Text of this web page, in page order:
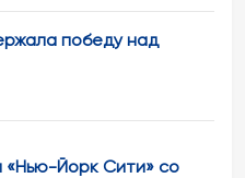
победу над
«Нью-Йорк Сити» со